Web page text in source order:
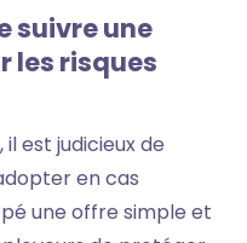
suivre une
les risques
est judicieux de
en cas
une offre simple et